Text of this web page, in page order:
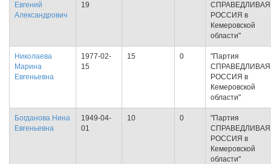
Евгений
Александрович
19
СПРАВЕДЛИВАЯ
РОССИЯ в
Кемеровской
области"
Николаева
Марина
Евгеньевна
1977-02-
15
15 0
"Партия
СПРАВЕДЛИВАЯ
РОССИЯ в
Кемеровской
области"
Богданова Нина
Евгеньевна
1949-04-
01
10 0
"Партия
СПРАВЕДЛИВАЯ
РОССИЯ в
Кемеровской
области"